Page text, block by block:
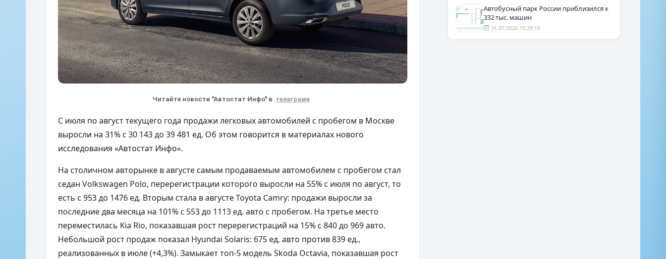
Читайте новости "Автостат Инфо" в телеграме
С июля по август текущего года продажи легковых автомобилей с пробегом в Москве
выросли на 31% с 30 143 до 39 481 ед. Об этом говорится в материалах нового
исследования «Автостат Инфо».
На столичном авторынке в августе самым продаваемым автомобилем с пробегом стал
седан Volkswagen Polo, перерегистрации которого выросли на 55% с июля по август, то
есть с 953 до 1476 ед. Вторым стала в августе Toyota Camry: продажи выросли за
последние два месяца на 101% с 553 до 1113 ед. авто с пробегом. На третье место
переместилась Kia Rio, показавшая рост перерегистраций на 15% с 840 до 969 авто.
Небольшой рост продаж показал Hyundai Solaris: 675 ед. авто против 839 ед.,
реализованных в июле (+4,3%). Замыкает топ-5 модель Skoda Octavia, показавшая рост
Автобусный парк России приблизился к
332 тыс. машин
31.07.2026 10:29:15